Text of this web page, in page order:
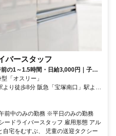
バースタッフ
の1～1.5時間・日給3,000円｜子ど
「オスリー」
り徒歩8分 阪急「宝塚南口」駅より
前中のみの勤務 ※平日のみの勤務
ードライバースタッフ 雇用形態 アル
自宅をむすぶ、 児童の送迎タクシー